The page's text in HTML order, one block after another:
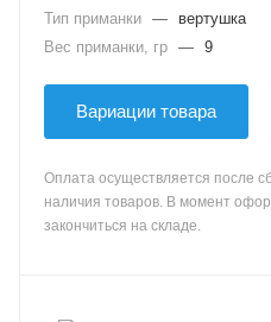
Тип приманки —
вертушка
Вес приманки, гр — 9
Вариации товара
Оплата осуществляется после
наличия товаров. В момент
закончиться на складе.